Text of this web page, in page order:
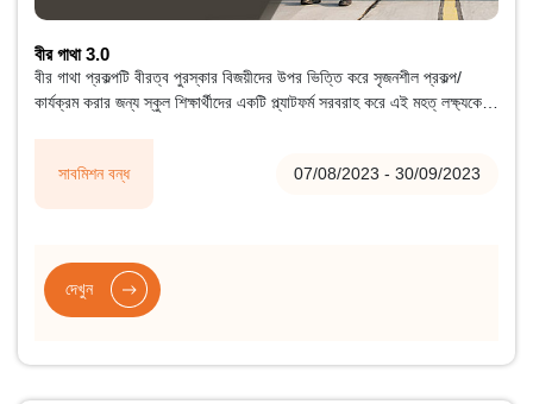
সাবমিশন বন্ধ 07/08/2023 - 30/09/2023
বীর গাথা 3.0
বীর গাথা প্রকল্পটি বীরত্ব পুরস্কার বিজয়ীদের উপর ভিত্তি করে সৃজনশীল প্রকল্প/
কার্যক্রম করার জন্য স্কুল শিক্ষার্থীদের একটি প্ল্যাটফর্ম সরবরাহ করে এই মহত্ লক্ষ্যকে
দেখুন